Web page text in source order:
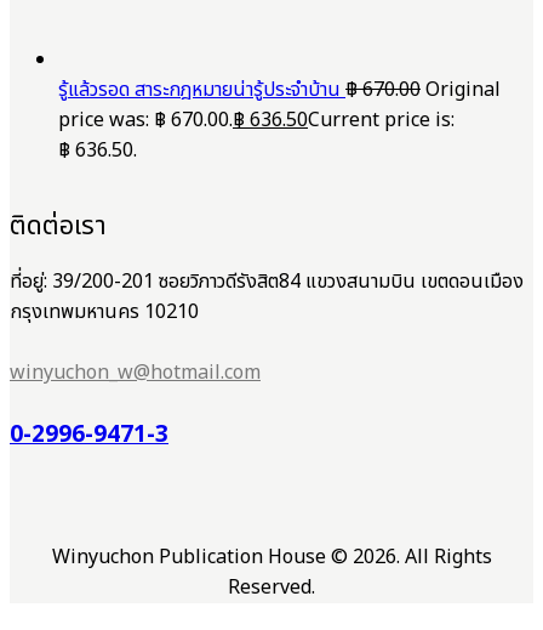
รู้แล้วรอด สาระกฎหมายน่ารู้ประจำบ้าน฿670.00Original
price was: ฿ 670.00.฿636.50Current price is:
฿ 636.50.
ติดต่อเรา
ที่อยู่: 39/200-201 ซอยวิภาวดีรังสิต84 แขวงสนามบิน เขตดอนเมือง
กรุงเทพมหานคร 10210
winyuchon_w@hotmail.com
0-2996-9471-3
Winyuchon Publication House © 2026. All Rights
Reserved.